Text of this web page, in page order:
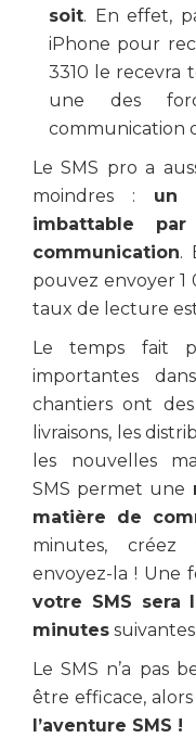
soit. En effet,
iPhone pour
3310 le recevra
une des
communication
Le SMS pro a
moindres : un
imbattable
communication.
pouvez envoyer 1
taux de lecture
Le temps fait
importantes
chantiers ont
livraisons, les
les nouvelles
SMS permet une
matière de
minutes, créez
envoyez-la ! Une
votre SMS sera
minutes suivantes
Le SMS n’a pas
être efficace,
l’aventure SMS !